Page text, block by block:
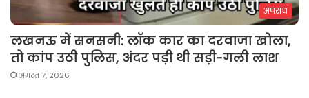
अपराध
लखनऊ में सनसनी: लॉक कार का दरवाजा खोला,
तो कांप उठी पुलिस, अंदर पड़ी थी सड़ी-गली लाश
अगस्त 7, 2026